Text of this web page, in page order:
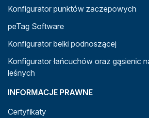
Konfigurator punktów zaczepowych
peTag Software
Konfigurator belki podnoszącej
Konfigurator łańcuchów oraz gąsienic
leśnych
INFORMACJE PRAWNE
Certyfikaty